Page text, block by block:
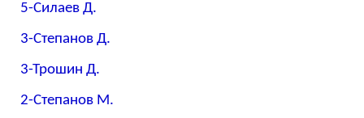
5-Силаев Д.
3-Степанов Д.
3-Трошин Д.
2-Степанов М.